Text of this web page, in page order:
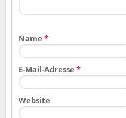
Name *
E-Mail-Adresse *
Website